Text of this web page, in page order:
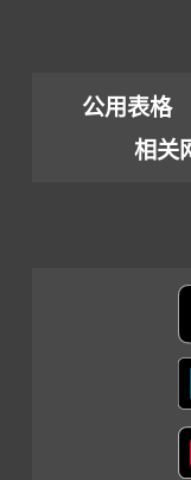
公用表格
相关